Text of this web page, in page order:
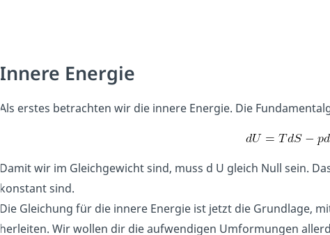
Innere Energie
Als erstes betrachten wir die innere Energie. Die
Damit wir im Gleichgewicht sind, muss d U gleich Null sein.
konstant sind.
Die Gleichung für die innere Energie ist jetzt die Grundlage,
herleiten. Wir wollen dir die aufwendigen Umformungen